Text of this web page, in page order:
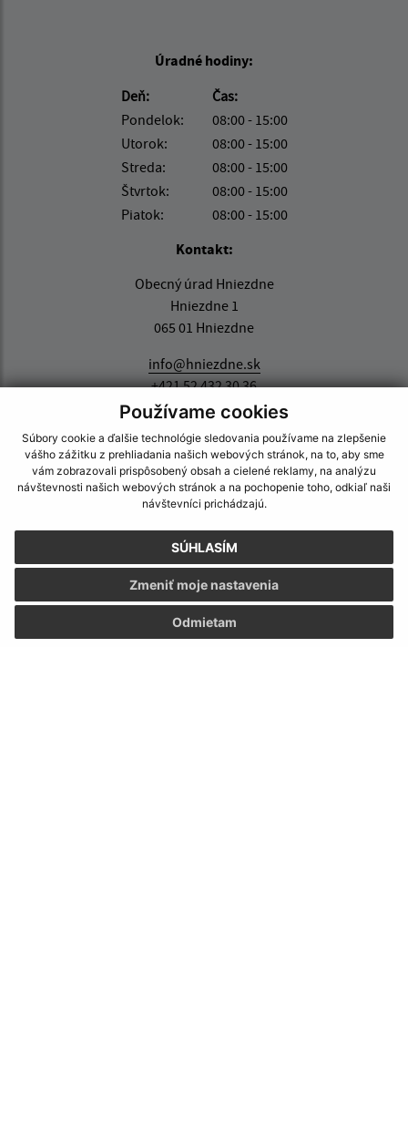
Používame cookies
Súbory cookie a ďalšie technológie sledovania používame na zlepšenie
vášho zážitku z prehliadania našich webových stránok, na to, aby sme
vám zobrazovali prispôsobený obsah a cielené reklamy, na analýzu
návštevnosti našich webových stránok a na pochopenie toho, odkiaľ naši
návštevníci prichádzajú.
SÚHLASÍM
Odmietam
Zmeniť moje nastavenia
Úradné hodiny:
Deň:
Čas:
Pondelok:
08:00 - 15:00
Utorok:
08:00 - 15:00
Streda:
08:00 - 15:00
Štvrtok:
08:00 - 15:00
Piatok:
08:00 - 15:00
Kontakt:
Obecný úrad Hniezdne
Hniezdne 1
065 01 Hniezdne
info@hniezdne.sk
+421 52 432 30 36
IČO: 00329886